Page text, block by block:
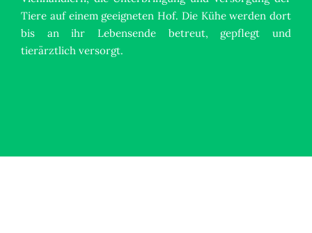
Tiere auf einem geeigneten Hof. Die Kühe werden dort
bis an ihr Lebensende betreut, gepflegt und
tierärztlich versorgt.